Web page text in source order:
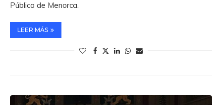
Pública de Menorca.
LEER MÁS